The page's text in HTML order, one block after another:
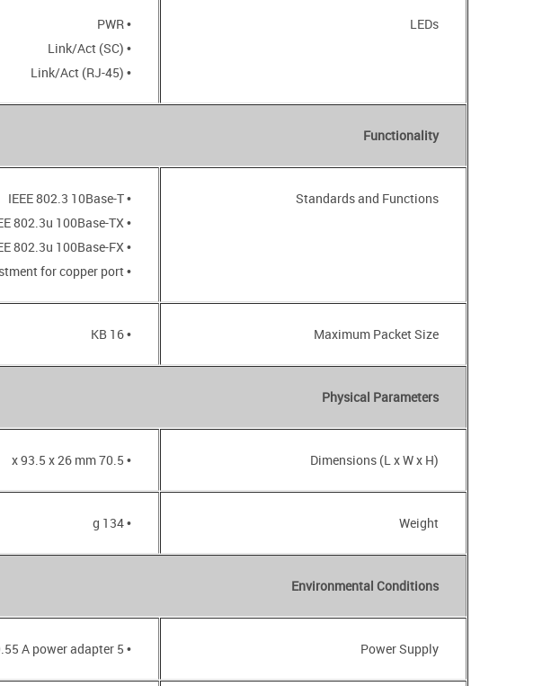
LEDs
• PWR
• Link/Act (SC)
• Link/Act (RJ-45)
Functionality
Standards and Functions
• IEEE 802.3 10Base-T
• IEEE 802.3u 100Base-TX
• IEEE 802.3u 100Base-FX
• Auto MDI/MDIX adjustment for copper port
Maximum Packet Size
• 16 KB
Physical Parameters
Dimensions (L x W x H)
• 70.5 x 93.5 x 26 mm
Weight
• 134 g
Environmental Conditions
Power Supply
• 5 V DC, 0.55 A power adapter